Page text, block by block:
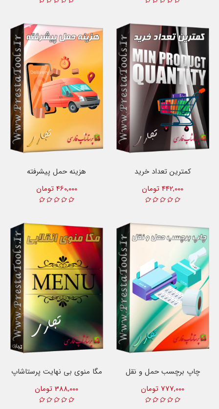
کمترین تعداد خرید
442,000 تومان
هزینه حمل پیشرفته
460,000 تومان
چاپ برچسب حمل و نقل
777,000 تومان
مگا منوی بی نهایت پرستاشاپ
388,000 تومان